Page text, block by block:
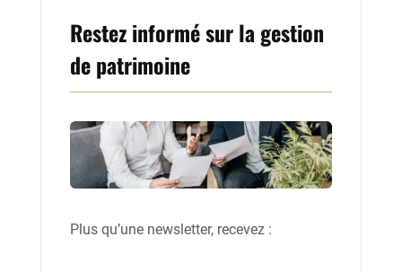
Restez informé sur la gestion
de patrimoine
Plus qu’une newsletter, recevez :